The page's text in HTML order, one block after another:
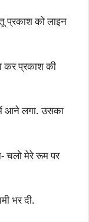
प्रकाश को लाइन
कर प्रकाश की
आने लगा. उसका
चलो मेरे रूम पर
भर दी.